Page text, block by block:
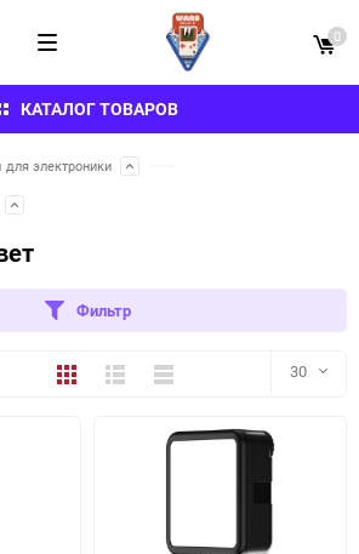
КАТАЛОГ ТОВАРОВ
0
электроники
Фильтр
ПлиткаПодробноКомпактно 30
30
60